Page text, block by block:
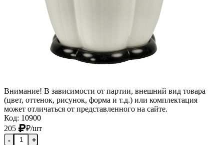
Внимание! В зависимости от партии, внешний вид товара
(цвет, оттенок, рисунок, форма и т.д.) или комплектация
может отличаться от представленного на сайте.
Код: 10900
205
₽/шт
- +